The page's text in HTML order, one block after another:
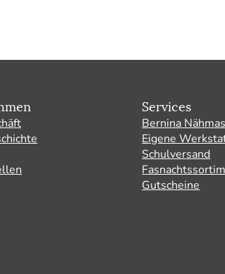
Services
Bernina
Eigene
Schulversand
Gutscheine